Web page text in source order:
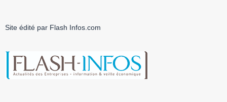
Site édité par Flash Infos.com